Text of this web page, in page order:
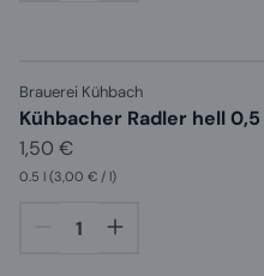
Brauerei Kühbach
Kühbacher Radler hell 0,5
1,50 €
0.5 l (3,00 € / l)